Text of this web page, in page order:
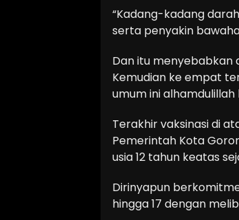
“Kadang-kadang
serta penyakin
Dan itu menyebabkan
Kemudian ke empat
umum ini
Terakhir vaksinasi di
Pemerintah Kota
usia 12 tahun keatas
Dirinyapun
hingga 17 dengan